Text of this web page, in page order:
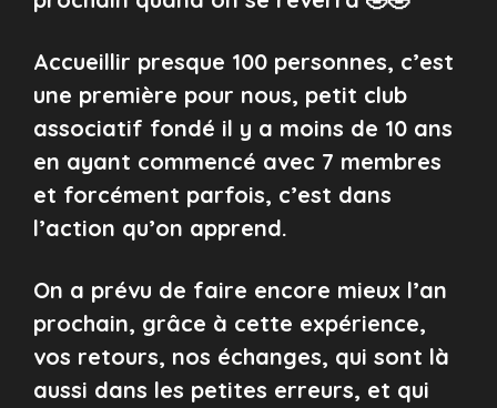
Accueillir presque 100 personnes, c’est
une première pour nous, petit club
associatif fondé il y a moins de 10 ans
en ayant commencé avec 7 membres
et forcément parfois, c’est dans
l’action qu’on apprend.
On a prévu de faire encore mieux l’an
prochain, grâce à cette expérience,
vos retours, nos échanges, qui sont là
aussi dans les petites erreurs, et qui